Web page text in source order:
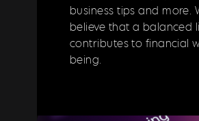
business tips and more.
believe that a balanced
contributes to financial
being.